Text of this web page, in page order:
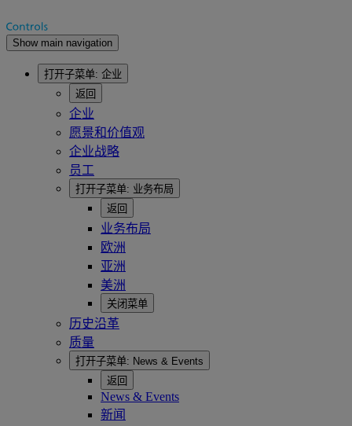
Show main navigation
打开子菜单: 企业
返回
企业
愿景和价值观
企业战略
员工
打开子菜单: 业务布局
返回
业务布局
欧洲
亚洲
美洲
关闭菜单
历史沿革
质量
打开子菜单: News & Events
返回
News & Events
新闻